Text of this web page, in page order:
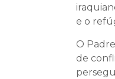
e o
O
de